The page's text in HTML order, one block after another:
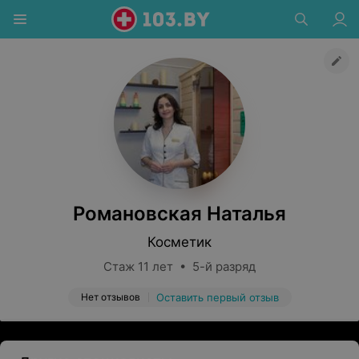
Романовская Наталья
Косметик
Стаж 11 лет • 5-й разряд
Нет отзывов Оставить первый отзыв